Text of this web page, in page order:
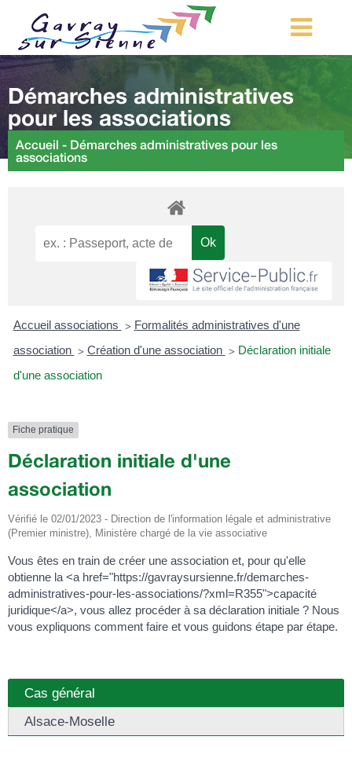
MA COMMUNE
MON QUOTIDIEN
LOISIRS ET TOURISME
MES DÉMARCHES
CONTACT
Démarches d’urbanisme
Démarches administratives
pour les associations
Accueil - Démarches administratives pour les
associations
Accueil associations > Formalités administratives d'une
association > Création d'une association > Déclaration initiale
d'une association
Fiche pratique
Déclaration initiale d'une
association
Vérifié le 02/01/2023 - Direction de l'information légale et administrative
(Premier ministre), Ministère chargé de la vie associative
Vous êtes en train de créer une association et, pour qu'elle
obtienne la <a href="https://gavraysursienne.fr/demarches-
administratives-pour-les-associations/?xml=R355">capacité
juridique</a>, vous allez procéder à sa déclaration initiale ? Nous
vous expliquons comment faire et vous guidons étape par étape.
Cas général
Alsace-Moselle